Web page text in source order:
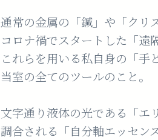
通常の金属の「鍼」や「クリ
コロナ禍でスタートした「遠
これらを用いる私自身の「手
当室の全てのツールのこと。
文字通り液体の光である「エ
調合される「自分軸エッセン